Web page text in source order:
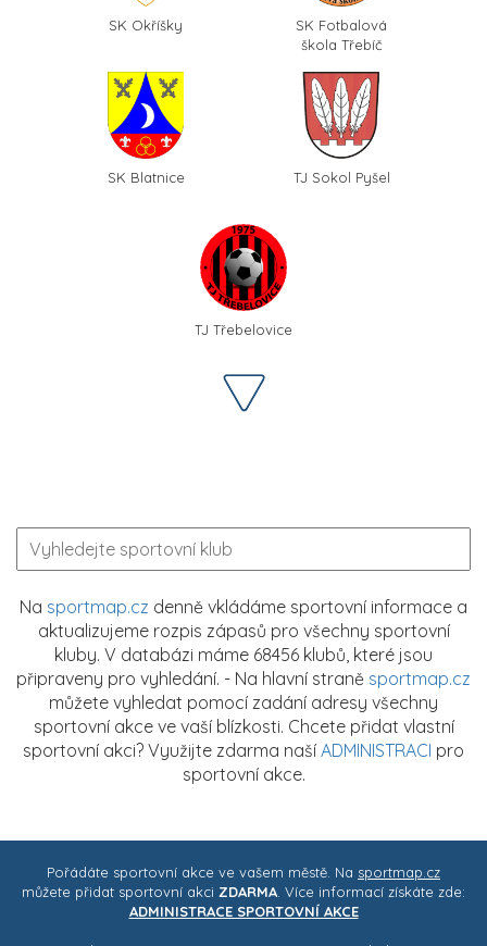
SK Okříšky
SK Fotbalová
škola Třebíč
SK Blatnice TJ Sokol Pyšel
TJ Třebelovice
Na sportmap.cz denně vkládáme sportovní informace a
aktualizujeme rozpis zápasů pro všechny sportovní
kluby. V databázi máme 68456 klubů, které jsou
připraveny pro vyhledání. - Na hlavní straně sportmap.cz
můžete vyhledat pomocí zadání adresy všechny
sportovní akce ve vaší blízkosti. Chcete přidat vlastní
sportovní akci? Využijte zdarma naší ADMINISTRACI pro
sportovní akce.
Pořádáte sportovní akce ve vašem městě. Na sportmap.cz
můžete přidat sportovní akci ZDARMA . Více informací získáte zde:
ADMINISTRACE SPORTOVNÍ AKCE